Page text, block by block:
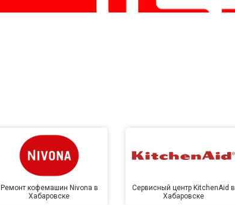
Ремонт кофемашин Nivona в
Хабаровске
Сервисный центр KitchenAid в
Хабаровске